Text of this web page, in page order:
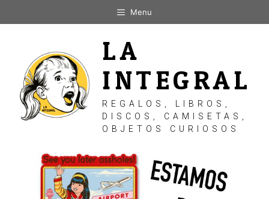
al
Menu
LA
INTEGRAL
REGALOS, LIBROS,
DISCOS, CAMISETAS,
OBJETOS CURIOSOS